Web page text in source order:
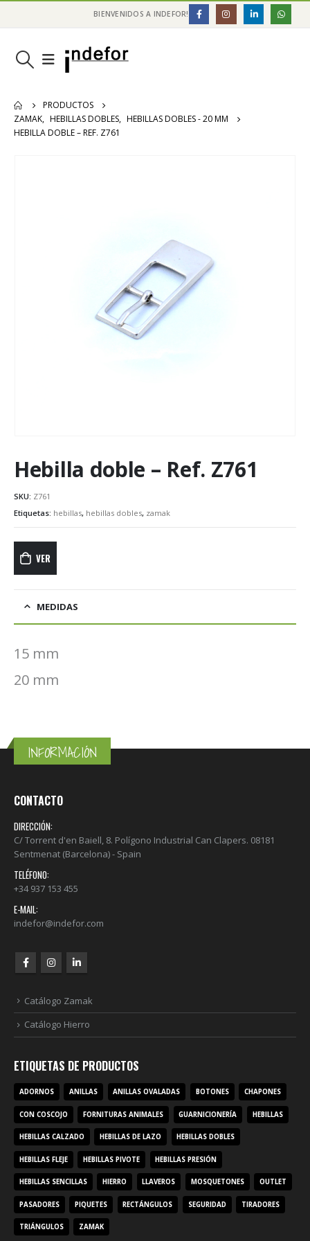
BIENVENIDOS A INDEFOR!
PRODUCTOS
ZAMAK, HEBILLAS DOBLES, HEBILLAS DOBLES - 20 MM
HEBILLA DOBLE – REF. Z761
Hebilla doble – Ref. Z761
SKU: Z761
Etiquetas: hebillas, hebillas dobles, zamak
VER
MEDIDAS
15 mm
20 mm
INFORMACIÓN
CONTACTO
DIRECCIÓN:
C/ Torrent d'en Baiell, 8. Polígono Industrial Can Clapers. 08181
Sentmenat (Barcelona) - Spain
TELÉFONO:
+34 937 153 455
E-MAIL:
indefor@indefor.com
Catálogo Zamak
Catálogo Hierro
ETIQUETAS DE PRODUCTOS
ADORNOS ANILLAS ANILLAS OVALADAS BOTONES CHAPONES
CON COSCOJO FORNITURAS ANIMALES GUARNICIONERÍA HEBILLAS
HEBILLAS CALZADO HEBILLAS DE LAZO HEBILLAS DOBLES
HEBILLAS FLEJE HEBILLAS PIVOTE HEBILLAS PRESIÓN
HEBILLAS SENCILLAS HIERRO LLAVEROS MOSQUETONES OUTLET
PASADORES PIQUETES RECTÁNGULOS SEGURIDAD TIRADORES
TRIÁNGULOS ZAMAK